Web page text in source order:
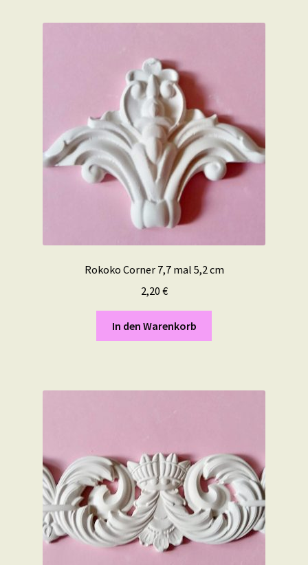
Rokoko Corner 7,7 mal 5,2 cm
2,20 €
In den Warenkorb